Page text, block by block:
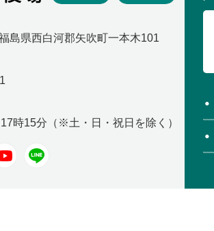
島県西白河郡矢吹町一本木101
時15分（※土・日・祝日を除く）
Youtube